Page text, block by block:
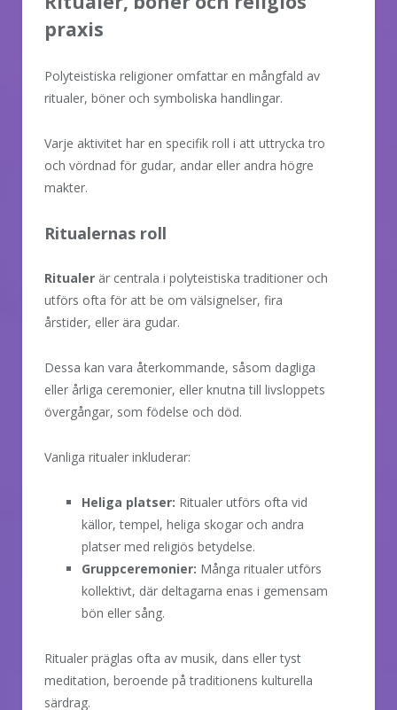
praxis
Polyteistiska religioner omfattar en mångfald av
ritualer, böner och symboliska handlingar.
Varje aktivitet har en specifik roll i att uttrycka tro
och vördnad för gudar, andar eller andra högre
makter.
Ritualernas roll
Ritualer är centrala i polyteistiska traditioner och
utförs ofta för att be om välsignelser, fira
årstider, eller ära gudar.
Dessa kan vara återkommande, såsom dagliga
eller årliga ceremonier, eller knutna till livsloppets
övergångar, som födelse och död.
Vanliga ritualer inkluderar:
Heliga platser: Ritualer utförs ofta vid
källor, tempel, heliga skogar och andra
platser med religiös betydelse.
Gruppceremonier: Många ritualer utförs
kollektivt, där deltagarna enas i gemensam
bön eller sång.
Ritualer präglas ofta av musik, dans eller tyst
meditation, beroende på traditionens kulturella
särdrag.